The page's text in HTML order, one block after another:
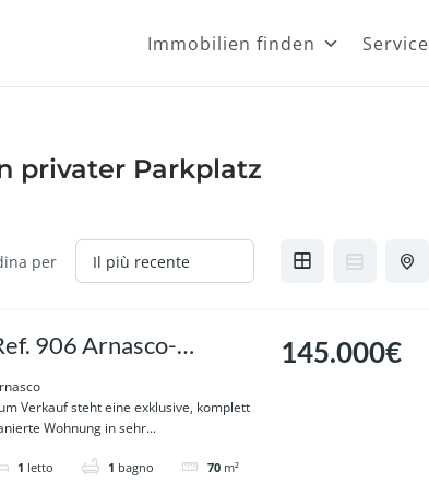
Immobilien finden Service
privater Parkplatz
per
906 Arnasco-
vollständige
Wohnung mit
und Garten.
Verkauf steht eine exklusive, komplett
Wohnung in sehr...
1 letto 1 bagno 70 m²
145.000€